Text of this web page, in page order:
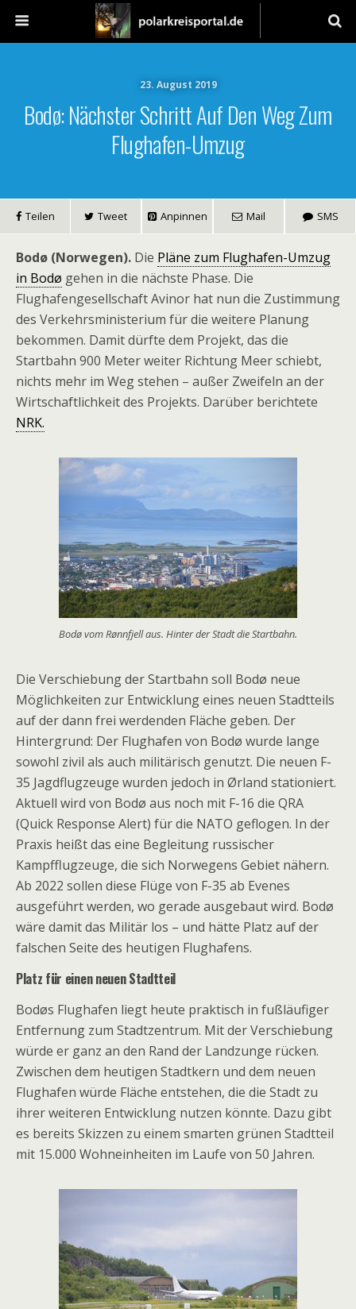
23. August 2019
Bodø: Nächster Schritt Auf Den Weg Zum
Flughafen-Umzug
Teilen Tweet Anpinnen Mail SMS
Bodø (Norwegen). Die Pläne zum Flughafen-Umzug
in Bodø gehen in die nächste Phase. Die
Flughafengesellschaft Avinor hat nun die Zustimmung
des Verkehrsministerium für die weitere Planung
bekommen. Damit dürfte dem Projekt, das die
Startbahn 900 Meter weiter Richtung Meer schiebt,
nichts mehr im Weg stehen – außer Zweifeln an der
Wirtschaftlichkeit des Projekts. Darüber berichtete
NRK.
Bodø vom Rønnfjell aus. Hinter der Stadt die Startbahn.
Die Verschiebung der Startbahn soll Bodø neue
Möglichkeiten zur Entwicklung eines neuen Stadtteils
auf der dann frei werdenden Fläche geben. Der
Hintergrund: Der Flughafen von Bodø wurde lange
sowohl zivil als auch militärisch genutzt. Die neuen F-
35 Jagdflugzeuge wurden jedoch in Ørland stationiert.
Aktuell wird von Bodø aus noch mit F-16 die QRA
(Quick Response Alert) für die NATO geflogen. In der
Praxis heißt das eine Begleitung russischer
Kampfflugzeuge, die sich Norwegens Gebiet nähern.
Ab 2022 sollen diese Flüge von F-35 ab Evenes
ausgeführt werden, wo gerade ausgebaut wird. Bodø
wäre damit das Militär los – und hätte Platz auf der
falschen Seite des heutigen Flughafens.
Platz für einen neuen Stadtteil
Bodøs Flughafen liegt heute praktisch in fußläufiger
Entfernung zum Stadtzentrum. Mit der Verschiebung
würde er ganz an den Rand der Landzunge rücken.
Zwischen dem heutigen Stadtkern und dem neuen
Flughafen würde Fläche entstehen, die die Stadt zu
ihrer weiteren Entwicklung nutzen könnte. Dazu gibt
es bereits Skizzen zu einem smarten grünen Stadtteil
mit 15.000 Wohneinheiten im Laufe von 50 Jahren.